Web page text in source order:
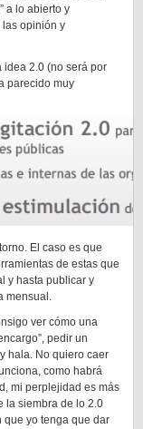
a lo abierto y
las opinión y
idea 2.0 (no será por
parecido muy
El caso es que
de estas que
y hasta publicar y
mensual.
ver cómo una
pedir un
hala. No quiero caer
como habrá
mi perplejidad es más
la siembra de lo 2.0
que yo tenga que dar